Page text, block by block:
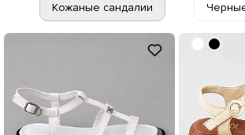
Кожаные сандалии